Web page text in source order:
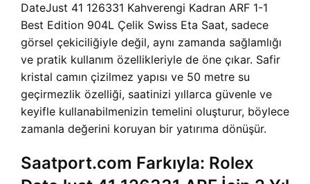
DateJust 41 126331 Kahverengi Kadran ARF 1-1
Best Edition 904L Çelik Swiss Eta Saat, sadece
görsel çekiciliğiyle değil, aynı zamanda sağlamlığı
ve pratik kullanım özellikleriyle de öne çıkar. Safir
kristal camın çizilmez yapısı ve 50 metre su
geçirmezlik özelliği, saatinizi yıllarca güvenle ve
keyifle kullanabilmenizin temelini oluşturur, böylece
zamanla değerini koruyan bir yatırıma dönüşür.
Saatport.com Farkıyla: Rolex